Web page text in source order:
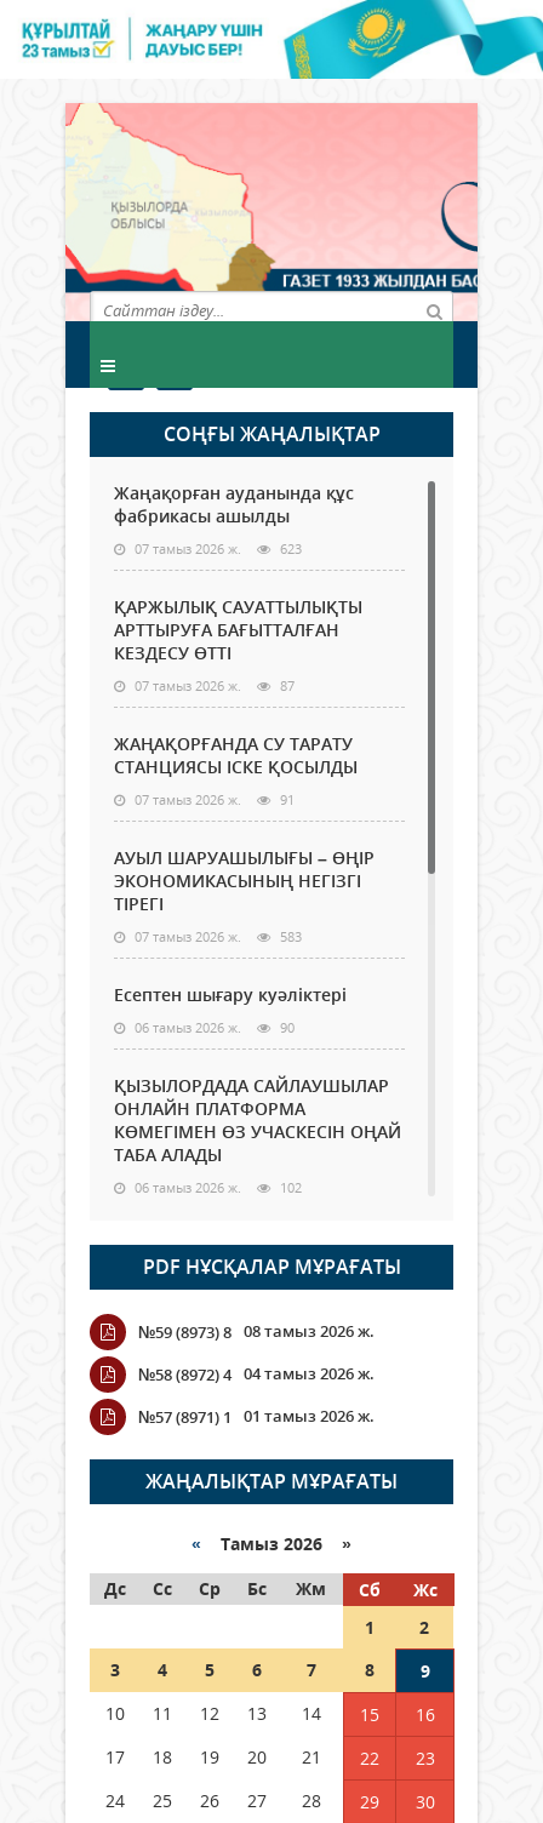
СОҢҒЫ ЖАҢАЛЫҚТАР
Жаңақорған ауданында құс
фабрикасы ашылды
07 тамыз 2026 ж. 623
ҚАРЖЫЛЫҚ САУАТТЫЛЫҚТЫ
АРТТЫРУҒА БАҒЫТТАЛҒАН
КЕЗДЕСУ ӨТТІ
07 тамыз 2026 ж. 87
ЖАҢАҚОРҒАНДА СУ ТАРАТУ
СТАНЦИЯСЫ ІСКЕ ҚОСЫЛДЫ
07 тамыз 2026 ж. 91
АУЫЛ ШАРУАШЫЛЫҒЫ – ӨҢІР
ЭКОНОМИКАСЫНЫҢ НЕГІЗГІ
ТІРЕГІ
07 тамыз 2026 ж. 583
Есептен шығару куәліктері
06 тамыз 2026 ж. 90
ҚЫЗЫЛОРДАДА САЙЛАУШЫЛАР
ОНЛАЙН ПЛАТФОРМА
КӨМЕГІМЕН ӨЗ УЧАСКЕСІН ОҢАЙ
ТАБА АЛАДЫ
06 тамыз 2026 ж. 102
Open Air: Қызылорда облысы
полиция департаменті 20
мыңнан астам көрерменнің
қауіпсіздігін қамтамасыз етті
06 тамыз 2026 ж.
Wi-Fi ҚАБЫРҒА АРҚЫЛЫ ҚАЛАЙ
ӨТЕДІ?
06 тамыз 2026 ж. 279
граждане Казахстана,
05 тамыз 2026 ж. 161
Шетелде жүрген Қазақстан
азаматтары қалай дауыс бере
PDF НҰСҚАЛАР МҰРАҒАТЫ
№59 (8973) 8 08 тамыз 2026 ж.
№58 (8972) 4 04 тамыз 2026 ж.
№57 (8971) 1
01 тамыз 2026 ж.
ЖАҢАЛЫҚТАР МҰРАҒАТЫ
« Тамыз 2026 »
Дс
Сс Ср Бс Жм Сб
Жс
1
2
3
4 5 6 7 8
9
10
11 12 13 14 15
16
17
18 19 20 21 22
23
24
25 26 27 28 29
30